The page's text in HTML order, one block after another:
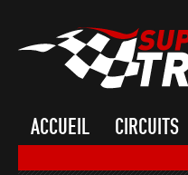
ACCUEIL CIRCUITS